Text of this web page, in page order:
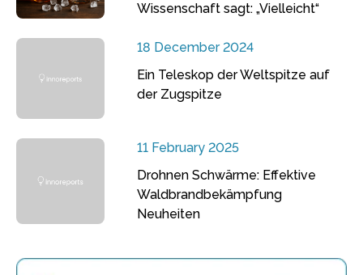
Wissenschaft sagt: „Vielleicht“
18 December 2024
Ein Teleskop der Weltspitze auf
der Zugspitze
11 February 2025
Drohnen Schwärme: Effektive
Waldbrandbekämpfung
Neuheiten